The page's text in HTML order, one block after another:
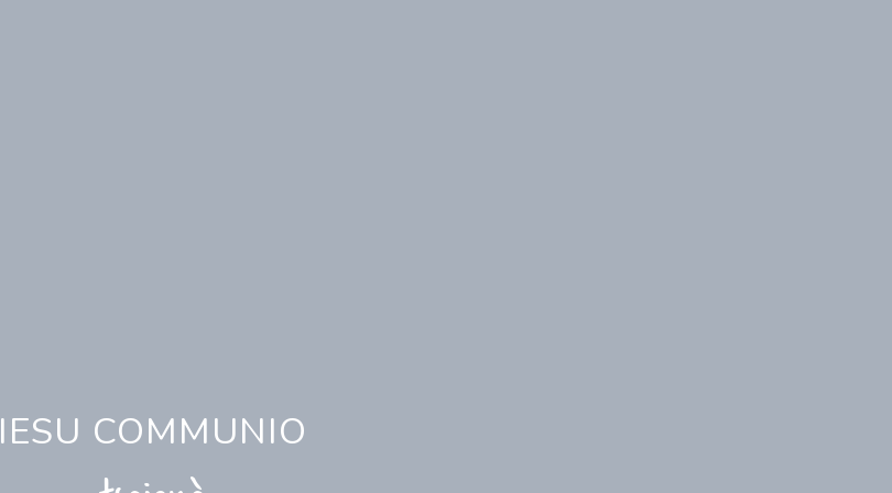
IESU COMMUNIO